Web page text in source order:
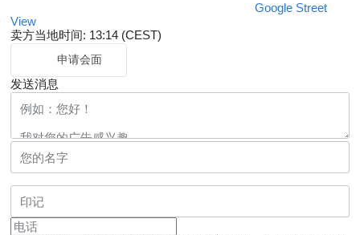
Google Street
View
卖方当地时间: 13:14 (CEST)
申请会面
发送消息